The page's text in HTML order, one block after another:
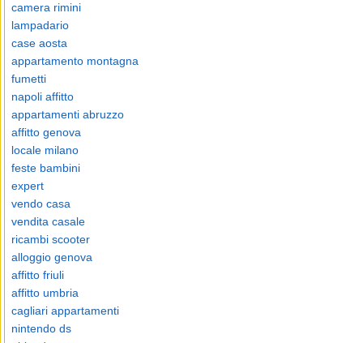
camera rimini
lampadario
case aosta
appartamento montagna
fumetti
napoli affitto
appartamenti abruzzo
affitto genova
locale milano
feste bambini
expert
vendo casa
vendita casale
ricambi scooter
alloggio genova
affitto friuli
affitto umbria
cagliari appartamenti
nintendo ds